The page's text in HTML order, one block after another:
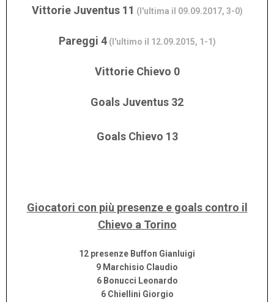
Vittorie Juventus 11 (l'ultima il 09.09.2017, 3-0)
Pareggi 4 (l'ultimo il 12.09.2015, 1-1)
Vittorie Chievo 0
Goals Juventus 32
Goals Chievo 13
Giocatori con più presenze e goals contro il
Chievo a Torino
12 presenze Buffon Gianluigi
9 Marchisio Claudio
6 Bonucci Leonardo
6 Chiellini Giorgio